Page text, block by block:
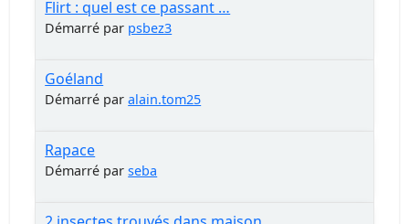
Flirt : quel est ce passant …
Démarré par psbez3
Goéland
Démarré paralain.tom25
Rapace
Démarré parseba